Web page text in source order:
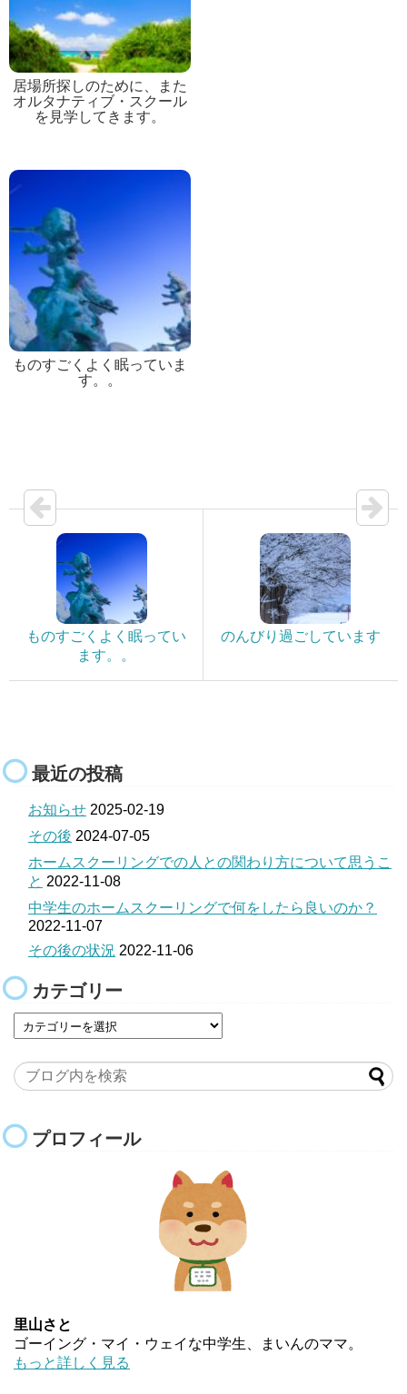
居場所探しのために、また
オルタナティブ・スクール
を見学してきます。
ものすごくよく眠っていま
す。。
ものすごくよく眠ってい
ます。。
のんびり過ごしています
最近の投稿
お知らせ 2025-02-19
その後 2024-07-05
ホームスクーリングでの人との関わり方について思うこ
と 2022-11-08
中学生のホームスクーリングで何をしたら良いのか？
2022-11-07
その後の状況 2022-11-06
カテゴリー
プロフィール
里山さと
ゴーイング・マイ・ウェイな中学生、まいんのママ。
もっと詳しく見る